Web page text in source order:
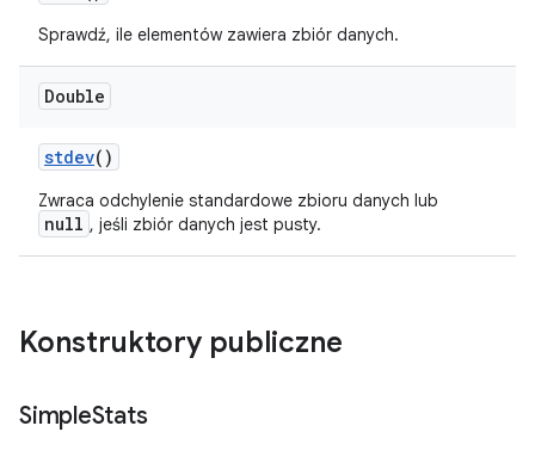
Sprawdź, ile elementów zawiera zbiór danych.
Double
stdev()
Zwraca odchylenie standardowe zbioru danych lub
null , jeśli zbiór danych jest pusty.
Konstruktory publiczne
SimpleStats